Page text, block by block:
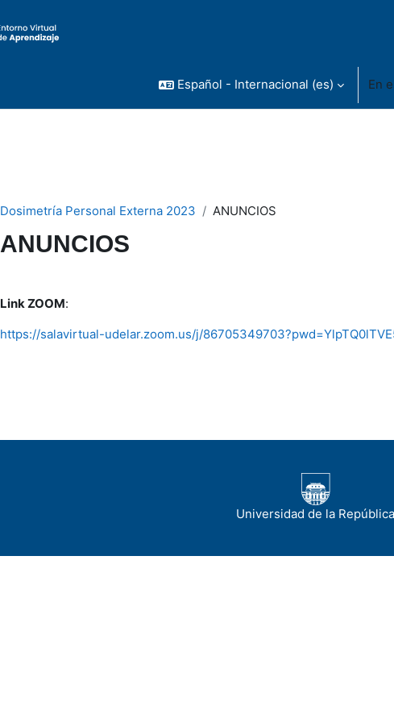
Español - Internacional ‎(es)‎ En
Dosimetría Personal Externa 2023 ANUNCIOS
ANUNCIOS
Perfilado de sección
Link ZOOM:
https://salavirtual-udelar.zoom.us/j/86705349703?pwd=
Universidad de la República